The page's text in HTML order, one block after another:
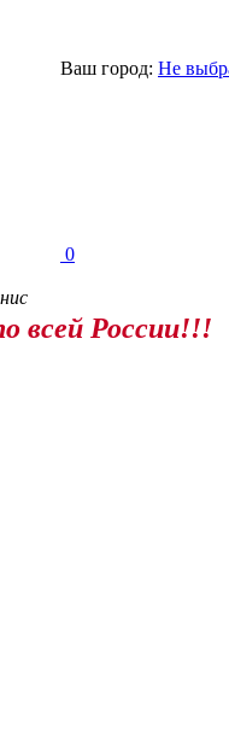
Ваш город: Не
0
всей России!!!